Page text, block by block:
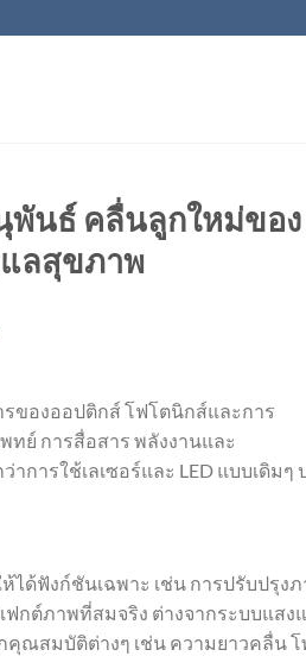
พันธ์ คลื่นลูกใหม่ของ
ลสุขภาพ
รของออปติกส์ โฟโตนิกส์และการ
ย์ การสื่อสาร พลังงานและ
การใช้เลเซอร์และ LED แบบเดิมๆ
ด้ฟังก์ชันเฉพาะ เช่น การปรับปรุง
ฟกต์ภาพที่สมจริง ต่างจากระบบแสง
คุณสมบัติต่างๆ เช่น ความยาวคลื่น